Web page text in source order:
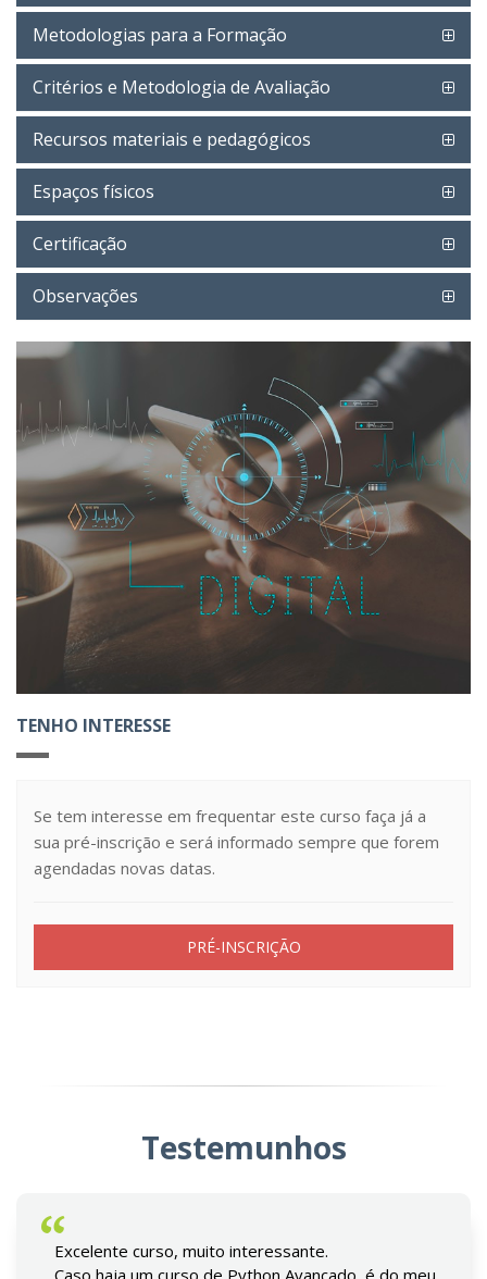
Metodologias para a Formação
Critérios e Metodologia de Avaliação
Recursos materiais e pedagógicos
Espaços físicos
Certificação
Observações
TENHO INTERESSE
Se tem interesse em frequentar este curso faça já a
sua pré-inscrição e será informado sempre que forem
agendadas novas datas.
PRÉ-INSCRIÇÃO
Testemunhos
Excelente curso, muito interessante.